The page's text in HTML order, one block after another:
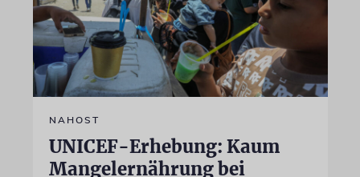
NAHOST
UNICEF-Erhebung: Kaum
Mangelernährung bei